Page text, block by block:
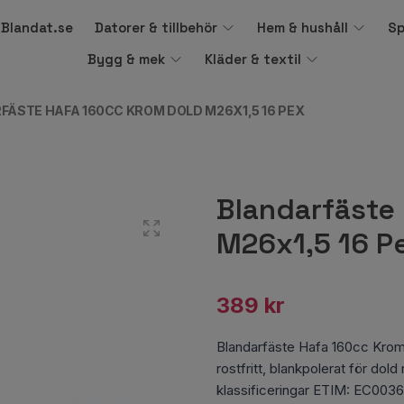
Datorer & tillbehör Hem & hushåll
Bygg & mek
Kläder & textil
HAFA 160CC KROM DOLD M26X1,5 16 PEX
Blandarfäste
M26x1,5 16
389 kr
Blandarfäste Hafa 160cc
rostfritt, blankpolerat för dold
klassificeringar ETIM: